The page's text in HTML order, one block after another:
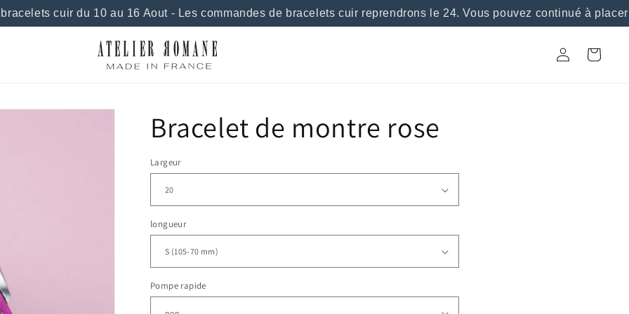
cuir du 10 au 16 Aout - Les commandes de bracelets cuir reprendrons le 24. Vous pouvez continué à placer
Connexion Panier
Bracelet de montre rose
Largeur
longueur
Pompe rapide